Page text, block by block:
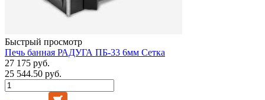
Быстрый просмотр
Печь банная РАДУГА ПБ-33 6мм Сетка
27 175 руб.
25 544.50 руб.